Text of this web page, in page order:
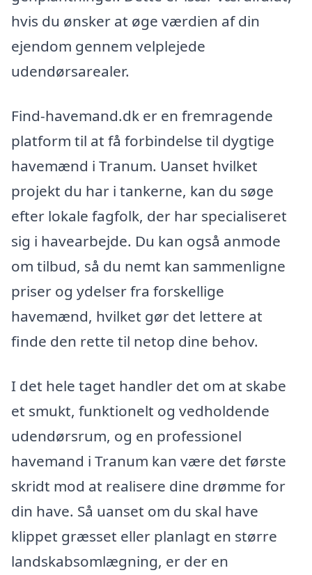
hvis du ønsker at øge værdien af din
ejendom gennem velplejede
udendørsarealer.
Find-havemand.dk er en fremragende
platform til at få forbindelse til dygtige
havemænd i Tranum. Uanset hvilket
projekt du har i tankerne, kan du søge
efter lokale fagfolk, der har specialiseret
sig i havearbejde. Du kan også anmode
om tilbud, så du nemt kan sammenligne
priser og ydelser fra forskellige
havemænd, hvilket gør det lettere at
finde den rette til netop dine behov.
I det hele taget handler det om at skabe
et smukt, funktionelt og vedholdende
udendørsrum, og en professionel
havemand i Tranum kan være det første
skridt mod at realisere dine drømme for
din have. Så uanset om du skal have
klippet græsset eller planlagt en større
landskabsomlægning, er der en